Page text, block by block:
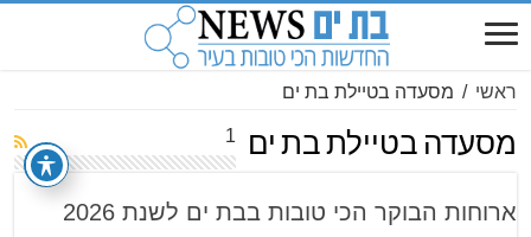
ראשי / מסעדה בטיילת בת ים
1 מסעדה בטיילת בת ים
ארוחות הבוקר הכי טובות בבת ים לשנת 2026